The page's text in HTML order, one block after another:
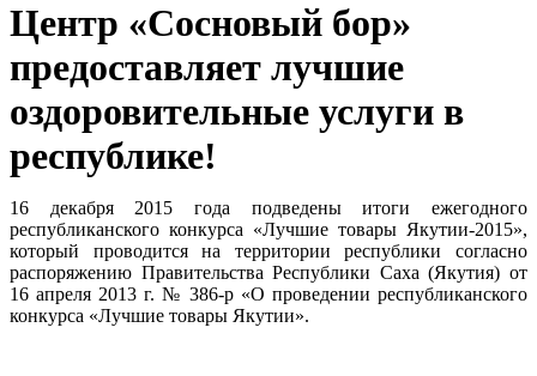
Центр «Сосновый бор»
предоставляет лучшие
оздоровительные услуги в
республике!
16 декабря 2015 года подведены итоги ежегодного
республиканского конкурса «Лучшие товары Якутии-2015»,
который проводится на территории республики согласно
распоряжению Правительства Республики Саха (Якутия) от
16 апреля 2013 г. № 386-р «О проведении республиканского
конкурса «Лучшие товары Якутии».